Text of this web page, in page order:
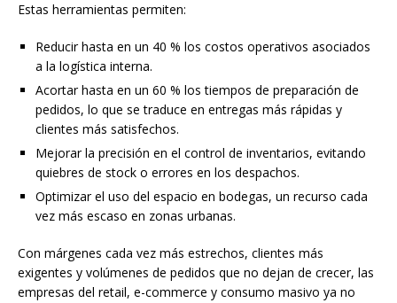
Estas herramientas permiten:
Reducir hasta en un 40 % los costos operativos asociados
a la logística interna.
Acortar hasta en un 60 % los tiempos de preparación de
pedidos, lo que se traduce en entregas más rápidas y
clientes más satisfechos.
Mejorar la precisión en el control de inventarios, evitando
quiebres de stock o errores en los despachos.
Optimizar el uso del espacio en bodegas, un recurso cada
vez más escaso en zonas urbanas.
Con márgenes cada vez más estrechos, clientes más
exigentes y volúmenes de pedidos que no dejan de crecer, las
empresas del retail, e-commerce y consumo masivo ya no